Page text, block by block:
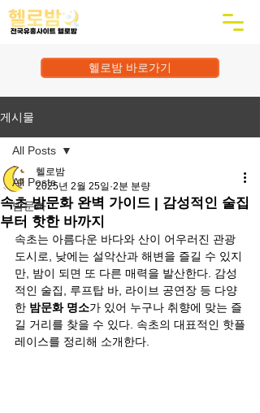
헬로밤 바로가기
게시물
All Posts
밤문화
All Posts
속초 밤문화 완벽 가이드 | 감성적인 술집
부터 핫한 바까지
헬로밤
2025년 2월 25일 2분 분량
속초는 아름다운 바다와 산이 어우러진 관광
도시로, 낮에는 설악산과 해변을 즐길 수 있지
만, 밤이 되면 또 다른 매력을 발산한다. 감성
적인 술집, 루프탑 바, 라이브 공연장 등 다양
한 밤문화 명소가 있어 누구나 취향에 맞는 즐
길 거리를 찾을 수 있다. 속초의 대표적인 핫플
레이스를 정리해 소개한다.